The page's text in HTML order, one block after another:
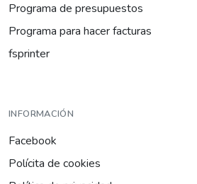
Programa de presupuestos
Programa para hacer facturas
fsprinter
INFORMACIÓN
Facebook
Polícita de cookies